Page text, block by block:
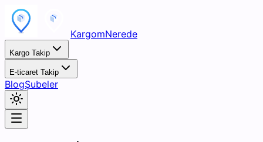
KargomNerede
Kargo Takip
E-ticaret Takip
BlogŞubeler